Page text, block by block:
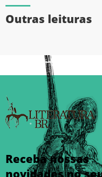
Outras leituras
Receba nossas
novidades no